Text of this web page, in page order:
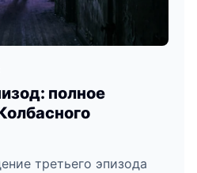
полное
третьего эпизода